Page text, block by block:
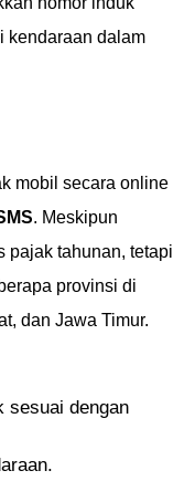
kendaraan dalam
mobil secara online
. Meskipun
pajak tahunan, tetapi
provinsi di
dan Jawa Timur.
sesuai dengan